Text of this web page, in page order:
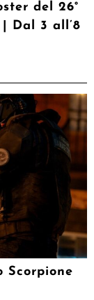
del 26°
Dal 3 all’8
Scorpione